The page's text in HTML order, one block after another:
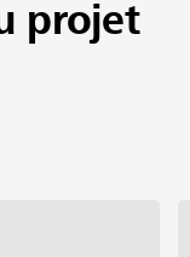
projet